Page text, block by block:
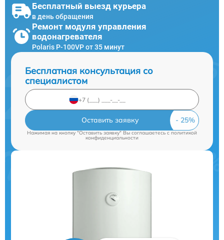
Бесплатный выезд курьера
в день обращения
Ремонт модуля управления
водонагревателя
Polaris P-100VP от 35 минут
Бесплатная консультация со
специалистом
Оставить заявку
Нажимая на кнопку "Оставить заявку" Вы соглашаетесь cполитикой
конфиденциальности